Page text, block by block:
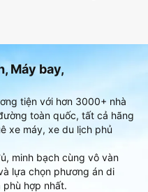
Máy bay,
tiện với hơn 3000+ nhà
toàn quốc, tất cả hãng
xe máy, xe du lịch phủ
minh bạch cùng vô vàn
lựa chọn phương án di
hợp nhất.